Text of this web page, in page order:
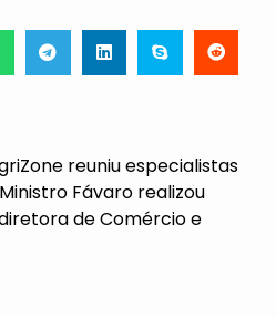
reuniu especialistas
Fávaro realizou
de Comércio e